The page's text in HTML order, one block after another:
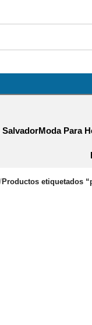
SalvadorModa Para
Productos etiquetados